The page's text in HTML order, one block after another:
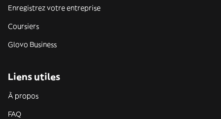
Enregistrez votre entreprise
Coursiers
Glovo Business
Liens utiles
À propos
FAQ